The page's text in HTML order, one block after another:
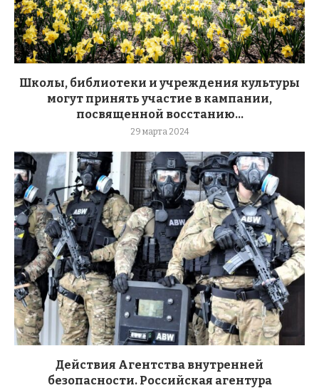
Школы, библиотеки и учреждения культуры
могут принять участие в кампании,
посвященной восстанию...
29 марта 2024
Действия Агентства внутренней
безопасности. Российская агентура